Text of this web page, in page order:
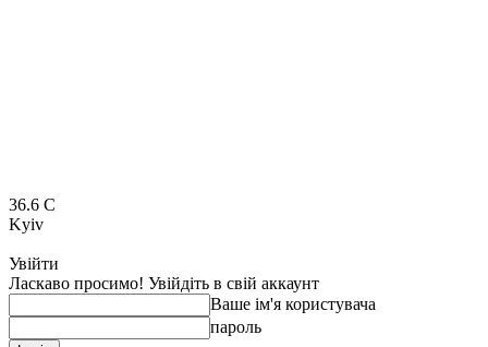
36.6 C
Kyiv
Увійти
Ласкаво просимо! Увійдіть в свій аккаунт
Ваше ім'я користувача
пароль